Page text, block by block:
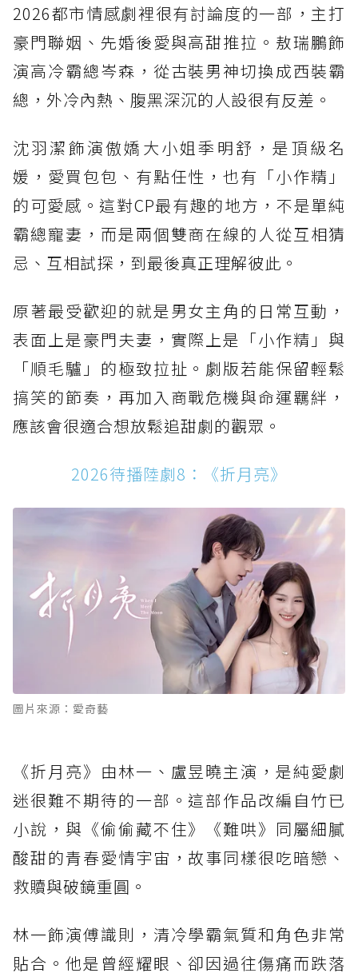
2026都市情感劇裡很有討論度的一部，主打
豪門聯姻、先婚後愛與高甜推拉。敖瑞鵬飾
演高冷霸總岑森，從古裝男神切換成西裝霸
總，外冷內熱、腹黑深沉的人設很有反差。
沈羽潔飾演傲嬌大小姐季明舒，是頂級名
媛，愛買包包、有點任性，也有「小作精」
的可愛感。這對CP最有趣的地方，不是單純
霸總寵妻，而是兩個雙商在線的人從互相猜
忌、互相試探，到最後真正理解彼此。
原著最受歡迎的就是男女主角的日常互動，
表面上是豪門夫妻，實際上是「小作精」與
「順毛驢」的極致拉扯。劇版若能保留輕鬆
搞笑的節奏，再加入商戰危機與命運羈絆，
應該會很適合想放鬆追甜劇的觀眾。
2026待播陸劇8：《折月亮》
圖片來源：愛奇藝
《折月亮》由林一、盧昱曉主演，是純愛劇
迷很難不期待的一部。這部作品改編自竹已
小說，與《偷偷藏不住》《難哄》同屬細膩
酸甜的青春愛情宇宙，故事同樣很吃暗戀、
救贖與破鏡重圓。
林一飾演傅識則，清冷學霸氣質和角色非常
貼合。他是曾經耀眼、卻因過往傷痛而跌落